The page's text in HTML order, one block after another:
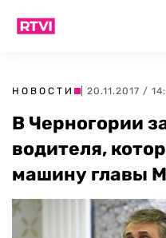
НОВОСТИ | 20.11.2017 /
В Черногории
водителя,
машину главы